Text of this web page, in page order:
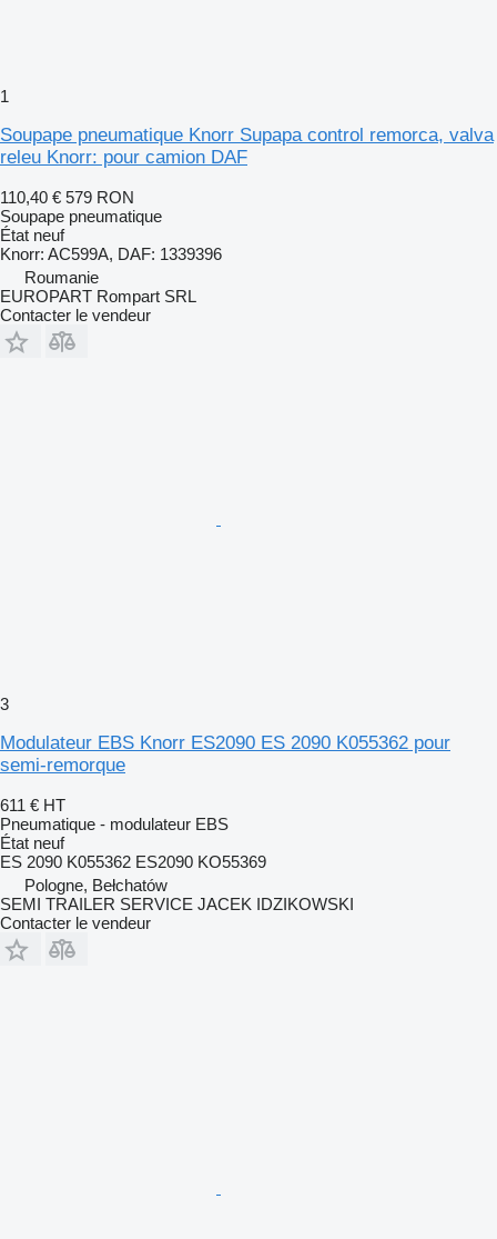
1
Soupape pneumatique Knorr Supapa control remorca, valva
releu Knorr: pour camion DAF
110,40 € 579 RON
Soupape pneumatique
État neuf
Knorr: AC599A, DAF: 1339396
Roumanie
EUROPART Rompart SRL
Contacter le vendeur
3
Modulateur EBS Knorr ES2090 ES 2090 K055362 pour
semi-remorque
611 € HT
Pneumatique - modulateur EBS
État neuf
ES 2090 K055362 ES2090 KO55369
Pologne, Bełchatów
SEMI TRAILER SERVICE JACEK IDZIKOWSKI
Contacter le vendeur